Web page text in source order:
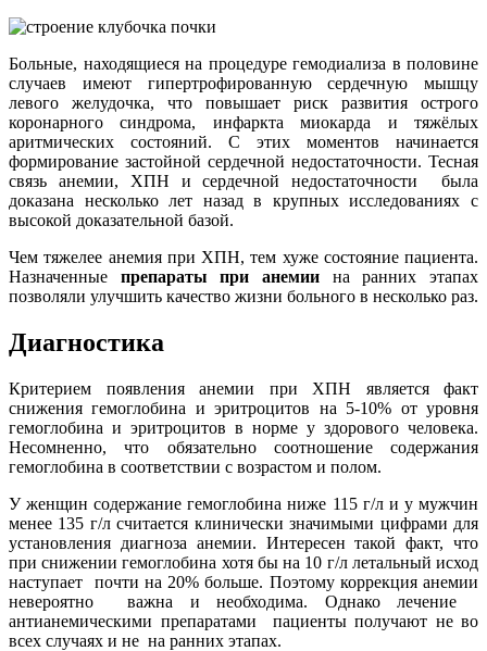
Больные, находящиеся на процедуре гемодиализа в половине
случаев имеют гипертрофированную сердечную мышцу
левого желудочка, что повышает риск развития острого
коронарного синдрома, инфаркта миокарда и тяжёлых
аритмических состояний. С этих моментов начинается
формирование застойной сердечной недостаточности. Тесная
связь анемии, ХПН и сердечной недостаточности была
доказана несколько лет назад в крупных исследованиях с
высокой доказательной базой.
Чем тяжелее анемия при ХПН, тем хуже состояние пациента.
Назначенные препараты при анемии на ранних этапах
позволяли улучшить качество жизни больного в несколько раз.
Диагностика
Критерием появления анемии при ХПН является факт
снижения гемоглобина и эритроцитов на 5-10% от уровня
гемоглобина и эритроцитов в норме у здорового человека.
Несомненно, что обязательно соотношение содержания
гемоглобина в соответствии с возрастом и полом.
У женщин содержание гемоглобина ниже 115 г/л и у мужчин
менее 135 г/л считается клинически значимыми цифрами для
установления диагноза анемии. Интересен такой факт, что
при снижении гемоглобина хотя бы на 10 г/л летальный исход
наступает почти на 20% больше. Поэтому коррекция анемии
невероятно важна и необходима. Однако лечение
антианемическими препаратами пациенты получают не во
всех случаях и не на ранних этапах.